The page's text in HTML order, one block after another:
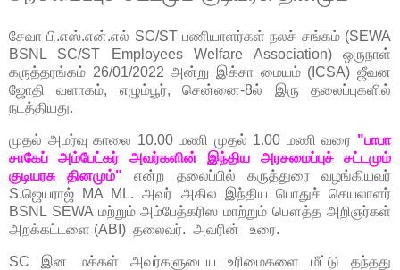
சேவா பி.எஸ்.என்.எல் SC/ST பணியாளர்கள் நலச் சங்கம் (SEWA
BSNL SC/ST Employees Welfare Association) ஒருநாள்
கருத்தரங்கம் 26/01/2022 அன்று இக்சா மையம் (ICSA) ஜீவன
ஜோதி வளாகம், எழும்பூர், சென்னை-8ல் இரு தலைப்புகளில்
நடத்தியது.
முதல் அமர்வு காலை 10.00 மணி முதல் 1.00 மணி வரை "பாபா
சாகேப் அம்பேட்கர் அவர்களின் இந்திய அரசமைப்புச் சட்டமும்
குடியரசு தினமும்"
என்ற தலைப்பில் கருத்துரை வழங்கியவர்
S.ஜெயராஜ் MA ML. அவர் அகில இந்திய பொதுச் செயலாளர்
BSNL SEWA மற்றும் அம்பேத்கரிஸ மாற்றும் பௌத்த அறிஞர்கள்
அறக்கட்டளை (ABI) தலைவர். அவரின் உரை.
SC இன மக்கள் அவர்களுடைய உரிமைகளை மீட்டு தந்தது